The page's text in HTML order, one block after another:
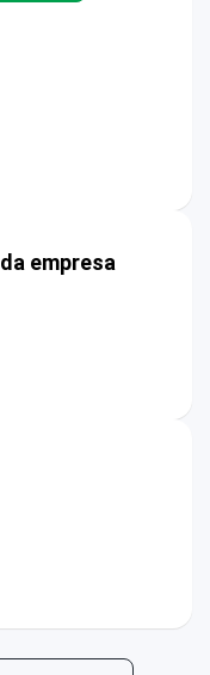
empresa